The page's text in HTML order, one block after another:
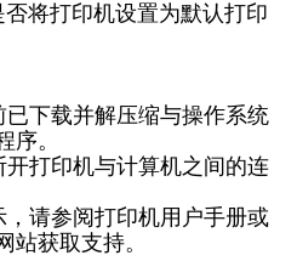
将打印机设置为默认打印
下载并解压缩与操作系统
序。
打印机与计算机之间的连
请参阅打印机用户手册或
站获取支持。